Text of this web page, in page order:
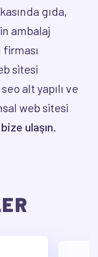
gıda,
ambalaj
sitesi
alt yapılı ve
web sitesi
ulaşın.